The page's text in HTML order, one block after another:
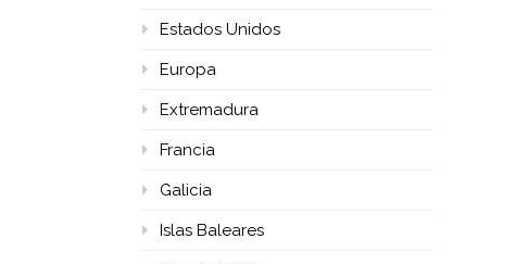
Estados Unidos
Europa
Extremadura
Francia
Galicia
Islas Baleares